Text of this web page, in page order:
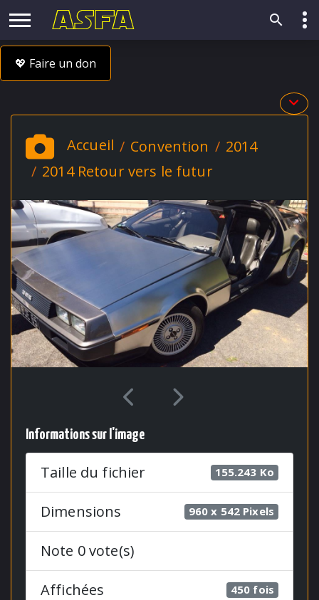
💖 Faire un don
Accueil Convention
2014
2014 Retour vers le futur
Informations sur l'image
Taille du fichier 155.243 Ko
Dimensions 960 x 542 Pixels
Note 0 vote(s)
Affichées 450 fois